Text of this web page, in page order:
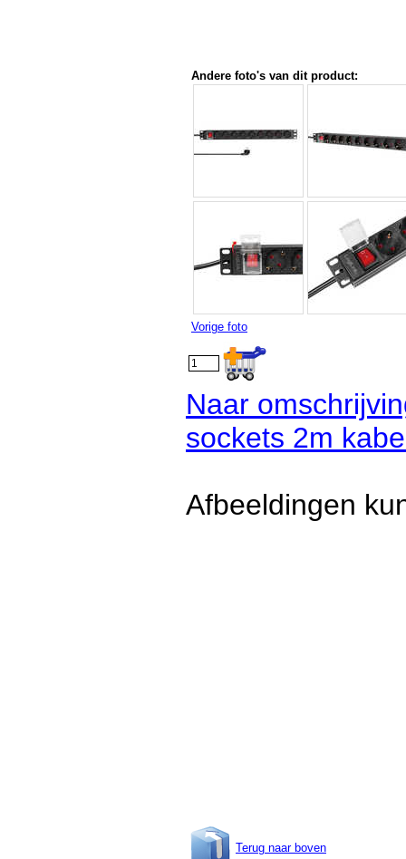
Andere foto's van dit product:
Vorige foto
Naar
sockets 2m
Afbeeldingen
Terug naar boven